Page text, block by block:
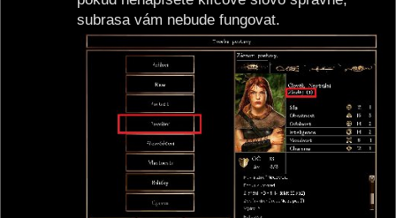
subrasa vám nebude fungovat.